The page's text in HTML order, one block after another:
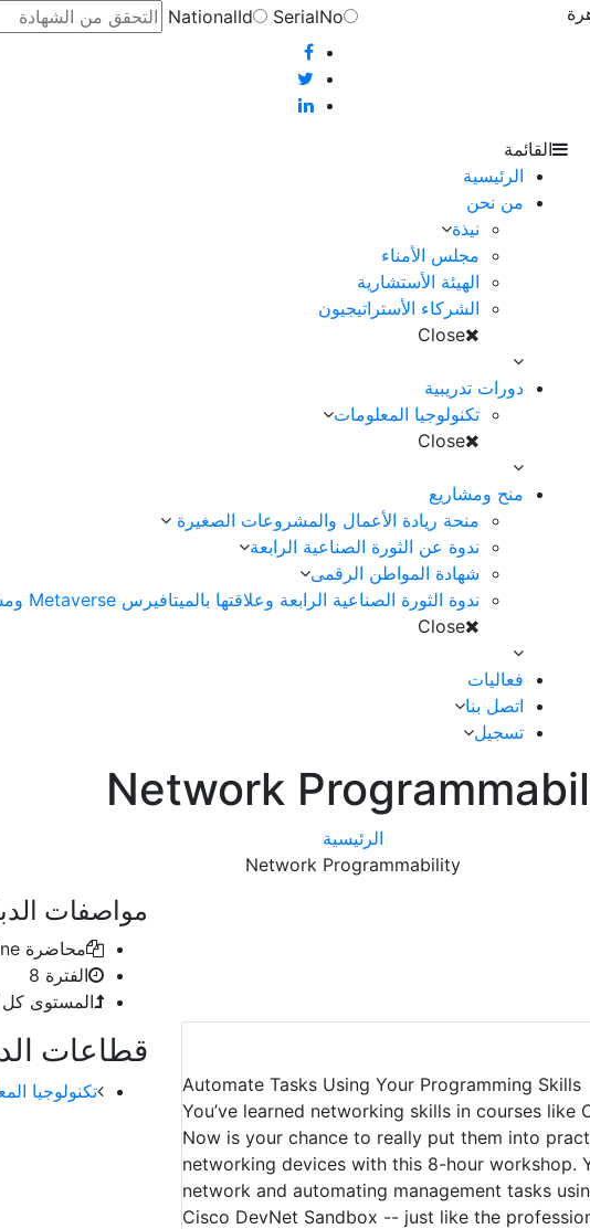
SerialNo
NationalId
القائمة
الرئيسية
من نحن
نيذة
مجلس الأمناء
الهيئة الأستشارية
الشركاء الأستراتيجيون
Close
دورات تدريبية
تكنولوجيا المعلومات
Close
منح ومشاريع
منحة ريادة الأعمال والمشروعات الصغيرة
ندوة عن الثورة الصناعية الرابعة
شهادة المواطن الرقمى
ندوة الثورة الصناعية الرابعة وعلاقتها بالميتافيرس Metaverse ومستقبلها
Close
فعاليات
اتصل بنا
تسجيل
Network
الرئيسية
Network Programmability
Automate Tasks Using Your Programming Skills
You’ve learned networking skills in courses like
Now is your chance to really put them into
networking devices with this 8-hour workshop.
network and automating management tasks
Cisco DevNet Sandbox -- just like the
مواصفات
محاضرة
الفترة 8
المستوى كل
قطاعات
تكنولوجيا